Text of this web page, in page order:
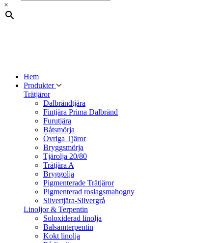
×
Hem
Produkter
Trätjäror
Dalbrändtjära
Fintjära Prima Dalbränd
Furutjära
Båtsmörja
Övriga Tjäror
Bryggsmörja
Tjärolja 20/80
Trätjära A
Bryggolja
Pigmenterade Trätjäror
Pigmenterad roslagsmahogny
Silvertjära-Silvergrå
Linoljor & Terpentin
Soloxiderad linolja
Balsamterpentin
Kokt linolja